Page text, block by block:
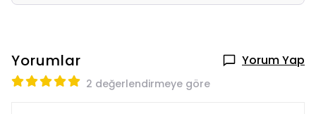
Yorumlar Yorum Yap
2 değerlendirmeye göre